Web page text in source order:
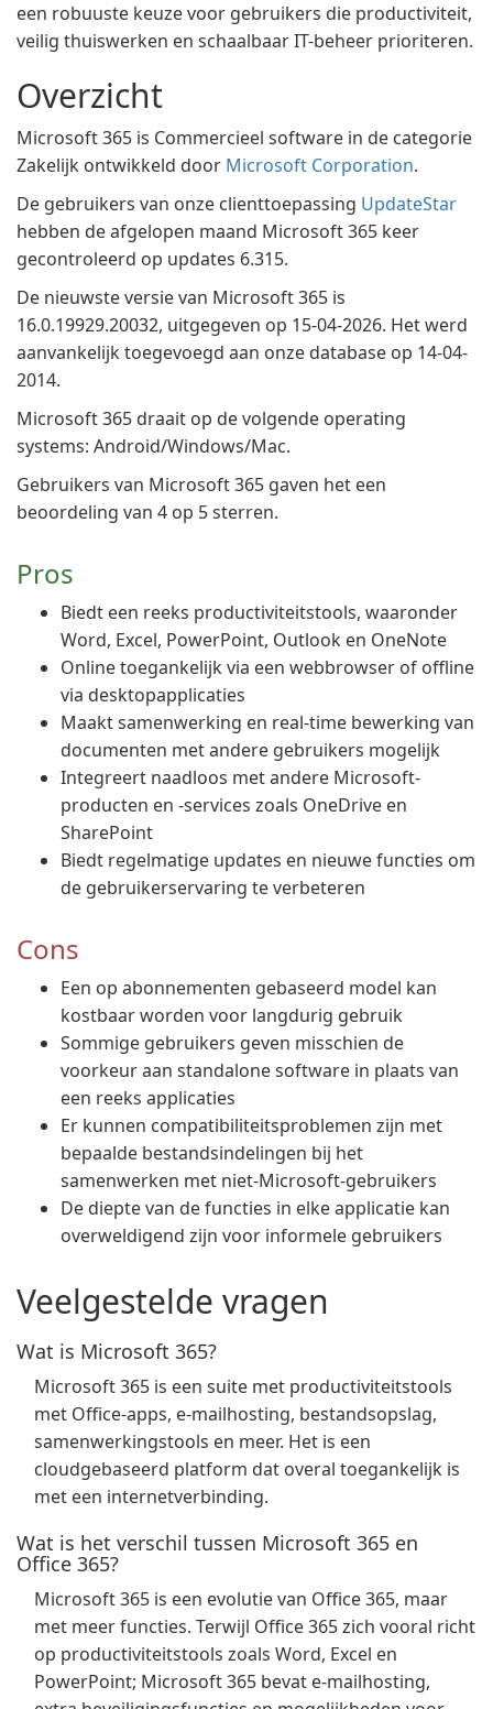
een robuuste keuze voor gebruikers die productiviteit,
veilig thuiswerken en schaalbaar IT-beheer prioriteren.
Overzicht
Microsoft 365 is Commercieel software in de categorie
Zakelijk ontwikkeld door Microsoft Corporation.
De gebruikers van onze clienttoepassing UpdateStar
hebben de afgelopen maand Microsoft 365 keer
gecontroleerd op updates 6.315.
De nieuwste versie van Microsoft 365 is
16.0.19929.20032, uitgegeven op 15-04-2026. Het werd
aanvankelijk toegevoegd aan onze database op 14-04-
2014.
Microsoft 365 draait op de volgende operating
systems: Android/Windows/Mac.
Gebruikers van Microsoft 365 gaven het een
beoordeling van 4 op 5 sterren.
Pros
Biedt een reeks productiviteitstools, waaronder
Word, Excel, PowerPoint, Outlook en OneNote
Online toegankelijk via een webbrowser of offline
via desktopapplicaties
Maakt samenwerking en real-time bewerking van
documenten met andere gebruikers mogelijk
Integreert naadloos met andere Microsoft-
producten en -services zoals OneDrive en
SharePoint
Biedt regelmatige updates en nieuwe functies om
de gebruikerservaring te verbeteren
Cons
Een op abonnementen gebaseerd model kan
kostbaar worden voor langdurig gebruik
Sommige gebruikers geven misschien de
voorkeur aan standalone software in plaats van
een reeks applicaties
Er kunnen compatibiliteitsproblemen zijn met
bepaalde bestandsindelingen bij het
samenwerken met niet-Microsoft-gebruikers
De diepte van de functies in elke applicatie kan
overweldigend zijn voor informele gebruikers
Veelgestelde vragen
Wat is Microsoft 365?
Microsoft 365 is een suite met productiviteitstools
met Office-apps, e-mailhosting, bestandsopslag,
samenwerkingstools en meer. Het is een
cloudgebaseerd platform dat overal toegankelijk is
met een internetverbinding.
Wat is het verschil tussen Microsoft 365 en
Office 365?
Microsoft 365 is een evolutie van Office 365, maar
met meer functies. Terwijl Office 365 zich vooral richt
op productiviteitstools zoals Word, Excel en
PowerPoint; Microsoft 365 bevat e-mailhosting,